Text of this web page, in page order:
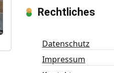
Rechtliches
Datenschutz
Impressum